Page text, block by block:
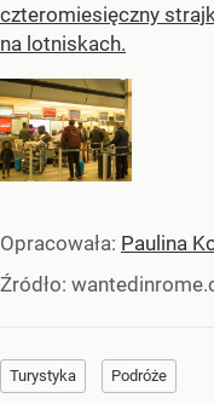
czteromiesięczny
na lotniskach.
Opracowała: Paulina
Źródło:
Turystyka Podróże